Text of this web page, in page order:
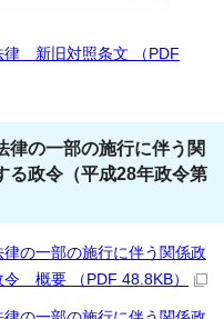
律 新旧対照条文 （PDF
律の一部の施行に伴う関
る政令（平成28年政令第
の一部の施行に伴う関係政
概要 （PDF 48.8KB）